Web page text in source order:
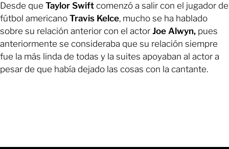
Desde que Taylor Swift comenzó a salir con el jugador de
fútbol americano Travis Kelce, mucho se ha hablado
sobre su relación anterior con el actor Joe Alwyn, pues
anteriormente se consideraba que su relación siempre
fue la más linda de todas y la suites apoyaban al actor a
pesar de que había dejado las cosas con la cantante.